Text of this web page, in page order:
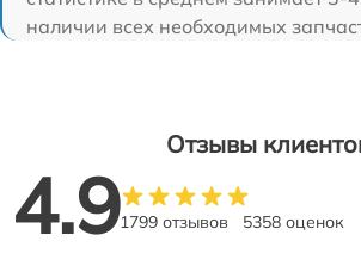
наличии всех необходимых
Отзывы
4.91799 отзывов 5358 оценок